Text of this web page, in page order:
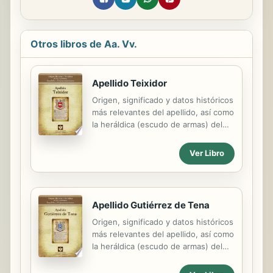
Otros libros de Aa. Vv.
Apellido Teixidor
Origen, significado y datos históricos
más relevantes del apellido, así como
la heráldica (escudo de armas) del
edición de todas nuestras láminas
nos regimos por un estricto
protocolo cuya finalidad es la de
garantizar la veracidad y utilidad de la
simbolismo de los principales
esmaltes, metales y piezas
heráldicas.
Ver Libro
Apellido Gutiérrez de Tena
Origen, significado y datos históricos
más relevantes del apellido, así como
la heráldica (escudo de armas) del
edición de todas nuestras láminas